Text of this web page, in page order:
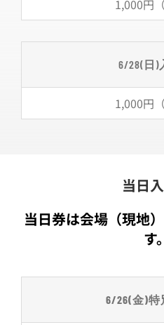
1,000円
6/28(日)
1,000円
当日
当日券は会場（現地
す。
6/26(金)特